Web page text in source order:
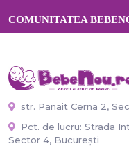
COMUNITATEA
str. Panait Cerna 2,
Pct. de lucru: Strada
Sector 4, București